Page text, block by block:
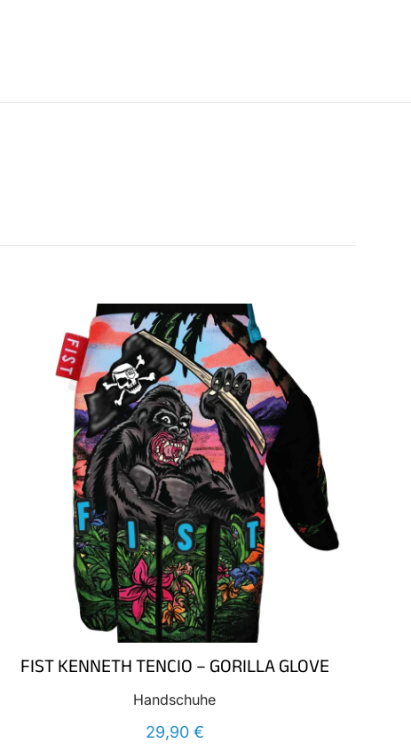
FIST KENNETH TENCIO – GORILLA GLOVE
Handschuhe
29,90 €